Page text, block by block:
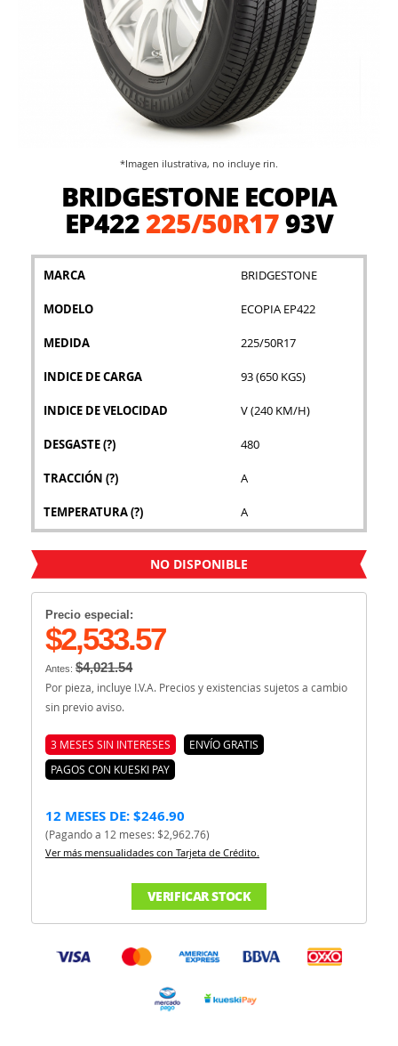
BRIDGESTONE ECOPIA
EP422225/50R1793V
MARCA BRIDGESTONE
MODELO ECOPIA EP422
MEDIDA 225/50R17
INDICE DE CARGA 93 (650 KGS)
INDICE DE VELOCIDAD V (240 KM/H)
DESGASTE(?) 480
TRACCIÓN (?) A
TEMPERATURA(?) A
NO DISPONIBLE
Precio especial:
$2,533.57
Antes: $4,021.54
Por pieza, incluye I.V.A. Precios y existencias sujetos a cambio
sin previo aviso.
3 MESES SIN INTERESES
ENVÍO GRATIS
PAGOS CON KUESKI PAY
12 MESES DE: $246.90
(Pagando a 12 meses: $2,962.76)
Ver más mensualidades con Tarjeta de Crédito.
VERIFICAR STOCK
*Imagen ilustrativa, no incluye rin.
comienzo
galería
imágenes